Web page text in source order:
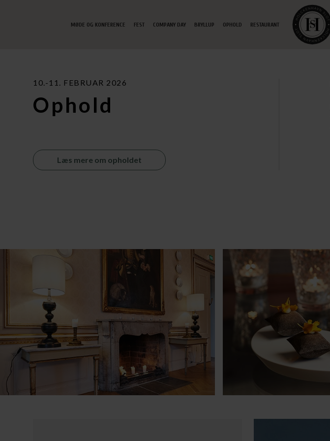
MØDE OG KONFERENCE FEST COMPANY DAY BRYLLUP OPHOLD RESTAURANT
10.-11. FEBRUAR 2026
Ophold
Læs mere om opholdet